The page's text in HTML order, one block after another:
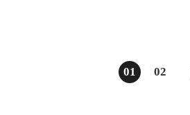
Posts
01 02